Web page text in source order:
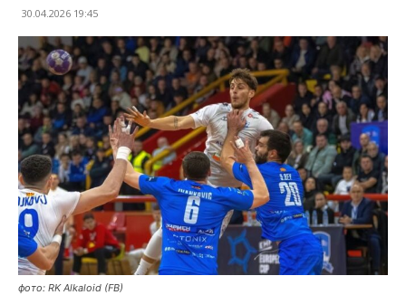
30.04.2026 19:45
фото: RK Alkaloid (FB)